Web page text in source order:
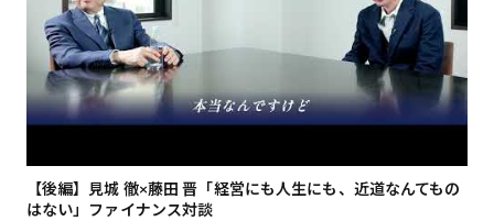
【後編】見城 徹×藤田 晋「経営にも人生にも、近道なんてもの
はない」ファイナンス対談